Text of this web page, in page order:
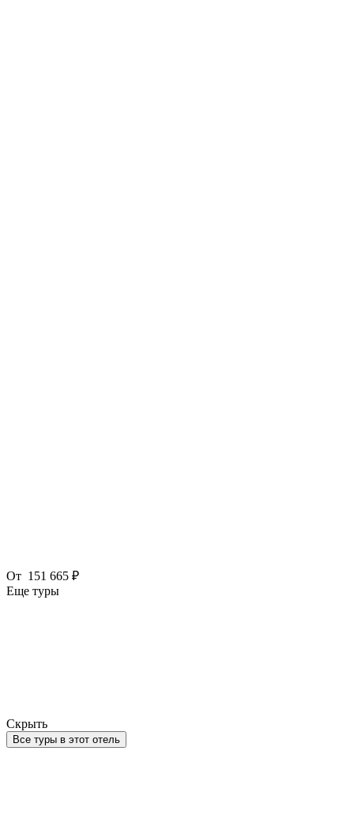
От 151 665 ₽
Еще туры
Скрыть
Все туры в этот отель